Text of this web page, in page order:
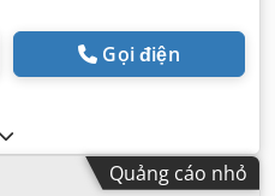
Gọi điện
Quảng cáo nhỏ